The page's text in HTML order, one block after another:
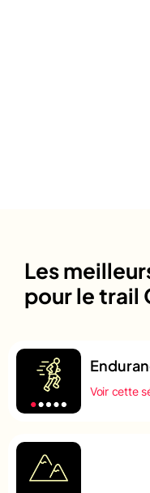
Les
pour le trail
Voir cette